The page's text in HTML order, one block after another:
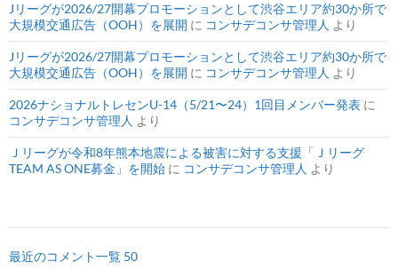
Jリーグが2026/27開幕プロモーションとして渋谷エリア約30か所で
大規模交通広告（OOH）を展開 に コンサデコンサ管理人 より
Jリーグが2026/27開幕プロモーションとして渋谷エリア約30か所で
大規模交通広告（OOH）を展開 に コンサデコンサ管理人 より
2026ナショナルトレセンU-14（5/21〜24）1回目メンバー発表 に
コンサデコンサ管理人 より
Ｊリーグが令和8年熊本地震による被害に対する支援「Ｊリーグ
TEAM AS ONE募金」を開始 に コンサデコンサ管理人 より
最近のコメント一覧 50